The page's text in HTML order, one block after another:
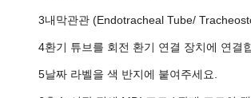
3내막관관 (Endotracheal Tube/
4환기 튜브를 회전 환기 연결 장치에 연결
5날짜 라벨을 색 반지에 붙여주세요.